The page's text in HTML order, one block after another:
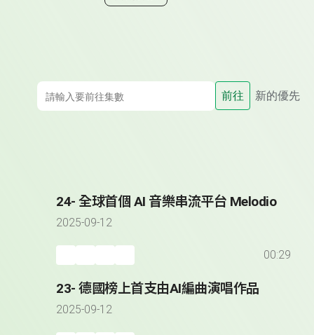
前往 新的優先
24- 全球首個 AI 音樂串流平台 Melodio
2025-09-12
00:29
23- 德國榜上首支由AI編曲演唱作品
2025-09-12